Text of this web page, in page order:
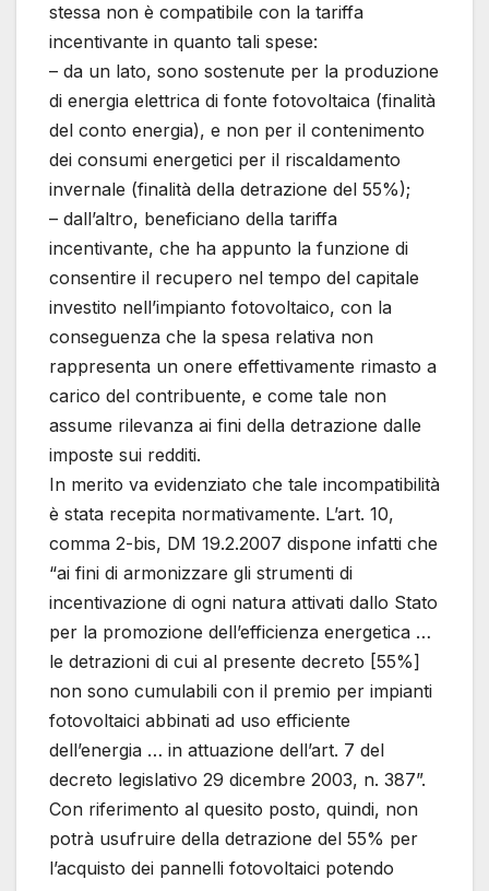
stessa non è compatibile con la tariffa
incentivante in quanto tali spese:
– da un lato, sono sostenute per la produzione
di energia elettrica di fonte fotovoltaica (finalità
del conto energia), e non per il contenimento
dei consumi energetici per il riscaldamento
invernale (finalità della detrazione del 55%);
– dall’altro, beneficiano della tariffa
incentivante, che ha appunto la funzione di
consentire il recupero nel tempo del capitale
investito nell’impianto fotovoltaico, con la
conseguenza che la spesa relativa non
rappresenta un onere effettivamente rimasto a
carico del contribuente, e come tale non
assume rilevanza ai fini della detrazione dalle
imposte sui redditi.
In merito va evidenziato che tale incompatibilità
è stata recepita normativamente. L’art. 10,
comma 2-bis, DM 19.2.2007 dispone infatti che
“ai fini di armonizzare gli strumenti di
incentivazione di ogni natura attivati dallo Stato
per la promozione dell’efficienza energetica …
le detrazioni di cui al presente decreto [55%]
non sono cumulabili con il premio per impianti
fotovoltaici abbinati ad uso efficiente
dell’energia … in attuazione dell’art. 7 del
decreto legislativo 29 dicembre 2003, n. 387”.
Con riferimento al quesito posto, quindi, non
potrà usufruire della detrazione del 55% per
l’acquisto dei pannelli fotovoltaici potendo